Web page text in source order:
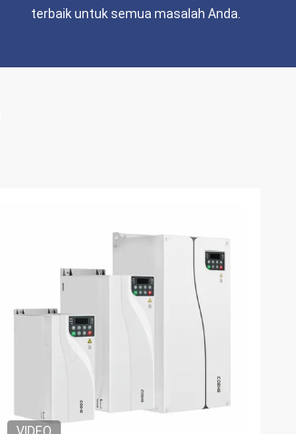
terbaik untuk semua masalah Anda.